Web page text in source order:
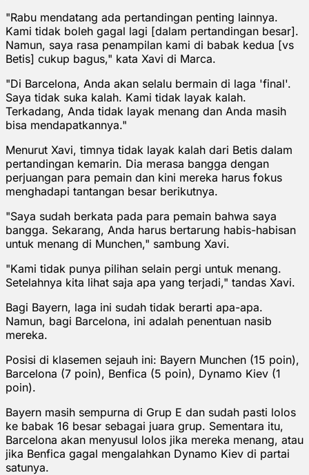
"Rabu mendatang ada pertandingan penting lainnya.
Kami tidak boleh gagal lagi [dalam pertandingan besar].
Namun, saya rasa penampilan kami di babak kedua [vs
Betis] cukup bagus," kata Xavi di Marca.
"Di Barcelona, Anda akan selalu bermain di laga 'final'.
Saya tidak suka kalah. Kami tidak layak kalah.
Terkadang, Anda tidak layak menang dan Anda masih
bisa mendapatkannya."
Menurut Xavi, timnya tidak layak kalah dari Betis dalam
pertandingan kemarin. Dia merasa bangga dengan
perjuangan para pemain dan kini mereka harus fokus
menghadapi tantangan besar berikutnya.
"Saya sudah berkata pada para pemain bahwa saya
bangga. Sekarang, Anda harus bertarung habis-habisan
untuk menang di Munchen," sambung Xavi.
"Kami tidak punya pilihan selain pergi untuk menang.
Setelahnya kita lihat saja apa yang terjadi," tandas Xavi.
Bagi Bayern, laga ini sudah tidak berarti apa-apa.
Namun, bagi Barcelona, ini adalah penentuan nasib
mereka.
Posisi di klasemen sejauh ini: Bayern Munchen (15 poin),
Barcelona (7 poin), Benfica (5 poin), Dynamo Kiev (1
poin).
Bayern masih sempurna di Grup E dan sudah pasti lolos
ke babak 16 besar sebagai juara grup. Sementara itu,
Barcelona akan menyusul lolos jika mereka menang, atau
jika Benfica gagal mengalahkan Dynamo Kiev di partai
satunya.